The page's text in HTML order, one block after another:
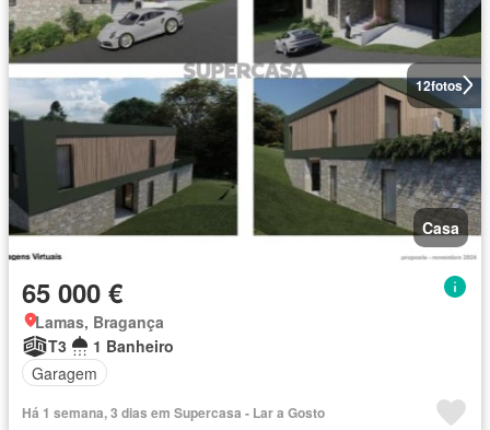
12fotos
Casa
65 000 €
Lamas, Bragança
T3
1 Banheiro
Garagem
Há 1 semana, 3 dias em Supercasa - Lar a Gosto